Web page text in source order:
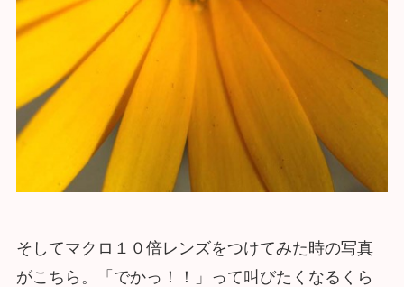
そしてマクロ１０倍レンズをつけてみた時の写真
がこちら。「でかっ！！」って叫びたくなるくら